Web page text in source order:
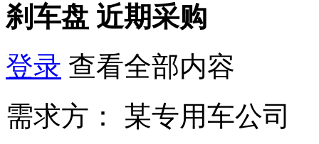
刹车盘 近期采购
登录 查看全部内容
需求方：
某专用车公司